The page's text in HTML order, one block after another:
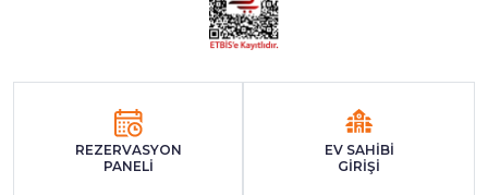
REZERVASYON
PANELİ
EV SAHİBİ
GİRİŞİ